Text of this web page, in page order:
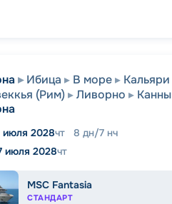
Ибица В море
Кальяри
(Рим)
Ливорно
Канны
июля 2028чт 8 дн/7 нч
июля 2028чт
MSC Fantasia
СТАНДАРТ